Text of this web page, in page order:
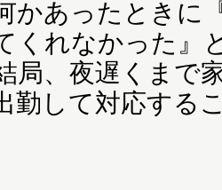
かあったときに
くれなかった』
局、夜遅くまで
勤して対応する